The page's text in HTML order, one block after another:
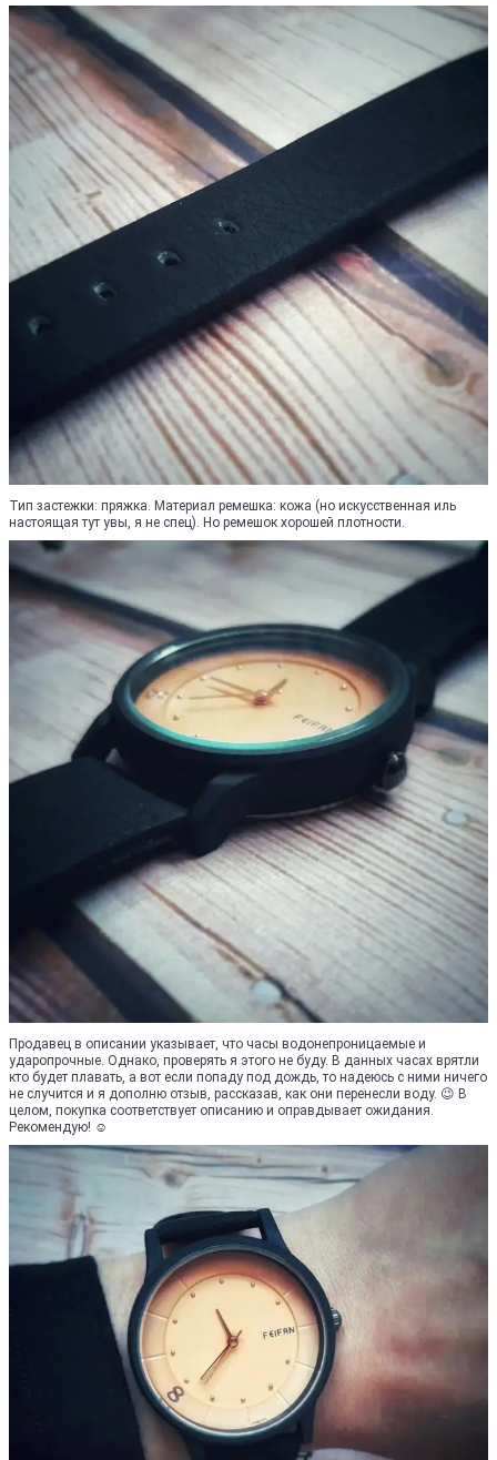
Тип застежки: пряжка. Материал ремешка: кожа (но искусственная иль
настоящая тут увы, я не спец). Но ремешок хорошей плотности.
Продавец в описании указывает, что часы водонепроницаемые и
ударопрочные. Однако, проверять я этого не буду. В данных часах врятли
кто будет плавать, а вот если попаду под дождь, то надеюсь с ними ничего
не случится и я дополню отзыв, рассказав, как они перенесли воду. 😉 В
целом, покупка соответствует описанию и оправдывает ожидания.
Рекомендую! ☺